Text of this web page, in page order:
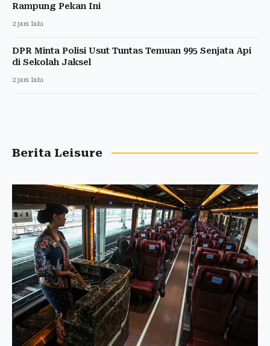
Rampung Pekan Ini
2 jam lalu
DPR Minta Polisi Usut Tuntas Temuan 995 Senjata Api
di Sekolah Jaksel
2 jam lalu
Berita Leisure